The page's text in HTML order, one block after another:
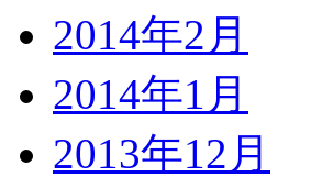
2014年2月
2014年1月
2013年12月